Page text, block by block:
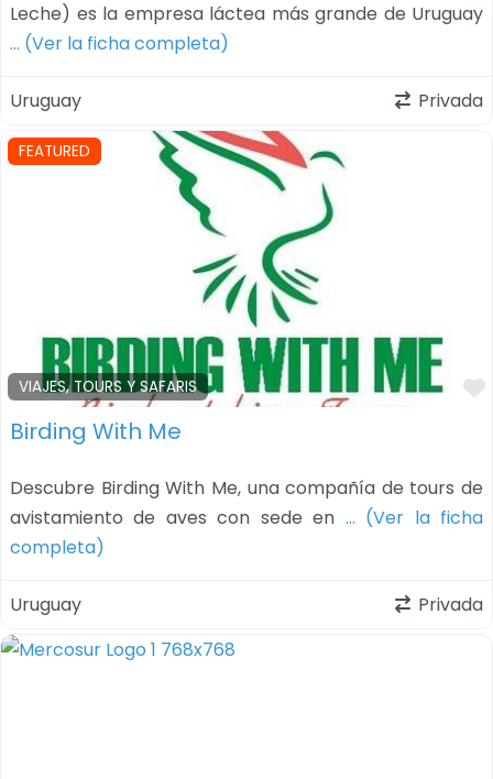
Leche) es la empresa láctea más grande de Uruguay
… (Ver la ficha completa)
Uruguay Privada
FEATURED
VIAJES, TOURS Y SAFARIS
Birding With Me
Descubre Birding With Me, una compañía de tours de
avistamiento de aves con sede en … (Ver la ficha
completa)
Uruguay Privada